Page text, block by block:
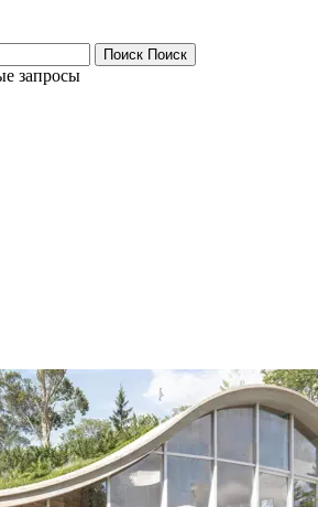
Поиск Поиск
запросы